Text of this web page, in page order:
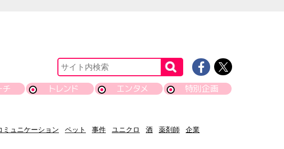
チ トレンド エンタメ 特別企画
ミュニケーション ペット 事件 ユニクロ 酒 薬剤師
企業